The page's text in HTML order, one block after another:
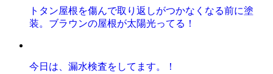
トタン屋根を傷んで取り返しがつかなくなる前に塗
装。ブラウンの屋根が太陽光ってる！
今日は、漏水検査をしてます。！